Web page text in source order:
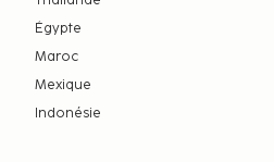
Égypte
Maroc
Mexique
Indonésie